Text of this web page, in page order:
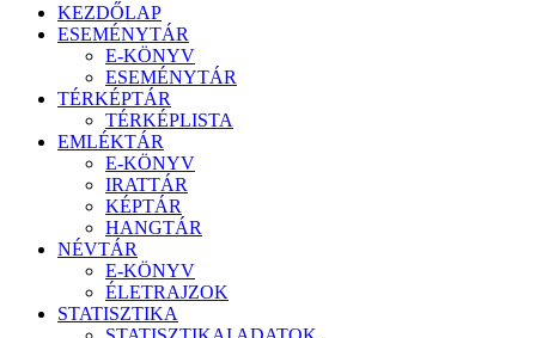
KEZDŐLAP
ESEMÉNYTÁR
E-KÖNYV
ESEMÉNYTÁR
TÉRKÉPTÁR
TÉRKÉPLISTA
EMLÉKTÁR
E-KÖNYV
IRATTÁR
KÉPTÁR
HANGTÁR
NÉVTÁR
E-KÖNYV
ÉLETRAJZOK
STATISZTIKA